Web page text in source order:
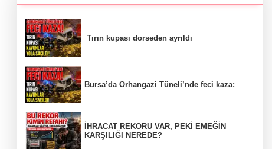
Tırın kupası dorseden ayrıldı
Bursa’da Orhangazi Tüneli’nde feci kaza:
İHRACAT REKORU VAR, PEKİ EMEĞİN
KARŞILIĞI NEREDE?